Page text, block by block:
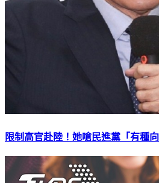
限制高官赴陸！她嗆民進黨「有種向